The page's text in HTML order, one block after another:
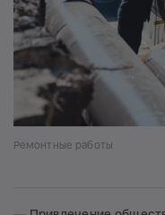
Ремонтные работы